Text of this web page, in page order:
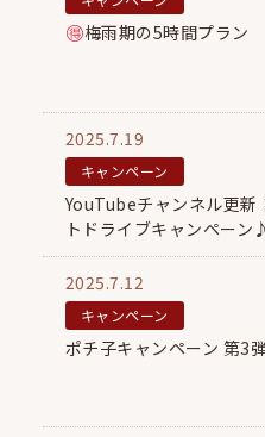
梅雨期の5時間プラン
YouTubeチャンネル更新
トドライブキャンペーン♪
2025.7.19
キャンペーン
ポチ子キャンペーン 第3
2025.7.12
キャンペーン